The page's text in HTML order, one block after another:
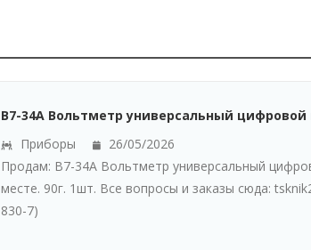
В7-34А Вольтметр универсальный
Приборы
26/05/2026
Продам: В7-34А Вольтметр универсальный
месте. 90г. 1шт. Все вопросы и заказы сюда:
830-7)